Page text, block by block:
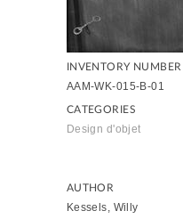
INVENTORY NUMBER
AAM-WK-015-B-01
CATEGORIES
Design d'objet
AUTHOR
Kessels, Willy